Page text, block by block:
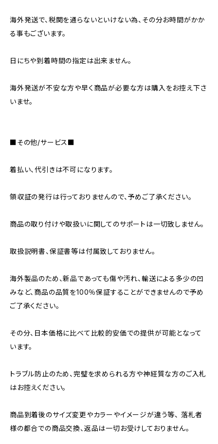
海外発送で、税関を通らないといけない為、その分お時間がかか
る事もございます。
日にちや到着時間の指定は出来ません。
海外発送が不安な方や早く商品が必要な方は購入をお控え下さ
いませ。
■その他/サービス■
着払い、代引きは不可になります。
領収証の発行は行っておりませんので、予めご了承ください。
商品の取り付けや取扱いに関してのサポートは一切致しません。
取扱説明書、保証書等は付属致しておりません。
海外製品のため、新品であっても傷や汚れ、輸送による多少の凹
みなど、商品の品質を100％保証することができませんので予め
ご了承ください。
その分、日本価格に比べて比較的安価での提供が可能となって
います。
トラブル防止のため、完璧を求められる方や神経質な方のご入札
はお控えください。
商品到着後のサイズ変更やカラーやイメージが違う等、 落札者
様の都合での商品交換、返品は一切お受けしておりません。